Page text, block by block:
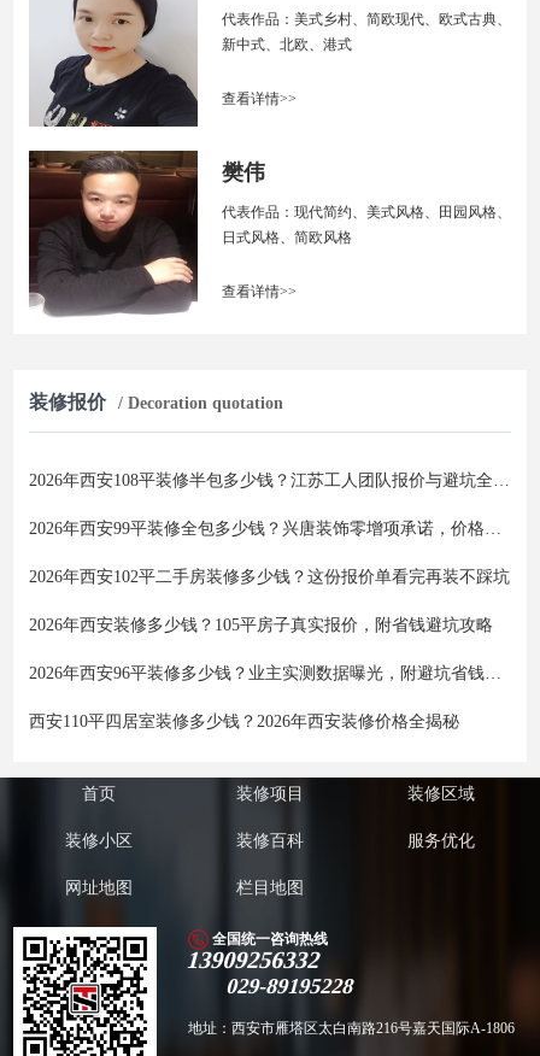
代表作品：美式乡村、简欧现代、欧式古典、
新中式、北欧、港式
查看详情>>
樊伟
代表作品：现代简约、美式风格、田园风格、
日式风格、简欧风格
查看详情>>
装修报价 / Decoration quotation
2026年西安108平装修半包多少钱？江苏工人团队报价与避坑全攻略
2026年西安99平装修全包多少钱？兴唐装饰零增项承诺，价格透明不踩坑
2026年西安102平二手房装修多少钱？这份报价单看完再装不踩坑
2026年西安装修多少钱？105平房子真实报价，附省钱避坑攻略
2026年西安96平装修多少钱？业主实测数据曝光，附避坑省钱全攻略
西安110平四居室装修多少钱？2026年西安装修价格全揭秘
首页 装修项目 装修区域
装修小区 装修百科 服务优化
网址地图 栏目地图
全国统一咨询热线
13909256332
029-89195228
地址：西安市雁塔区太白南路216号嘉天国际A-1806